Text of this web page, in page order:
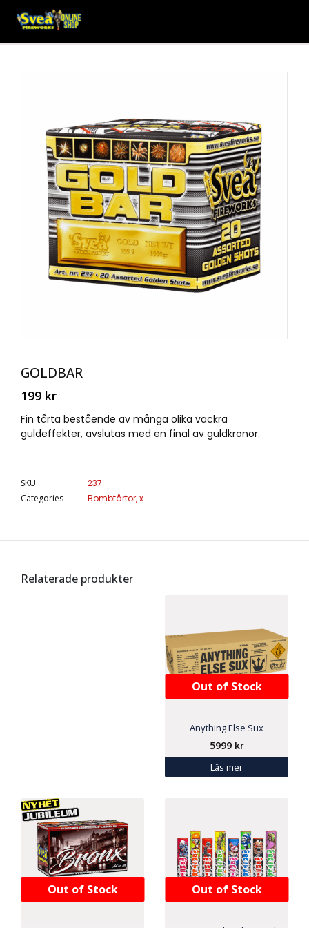
GOLDBAR
199 kr
Fin tårta bestående av många olika vackra
guldeffekter, avslutas med en final av guldkronor.
SKU
237
Categories
Bombtårtor,x
Relaterade produkter
Out of Stock
Anything Else Sux
5999 kr
Läs mer
Out of Stock Out of Stock